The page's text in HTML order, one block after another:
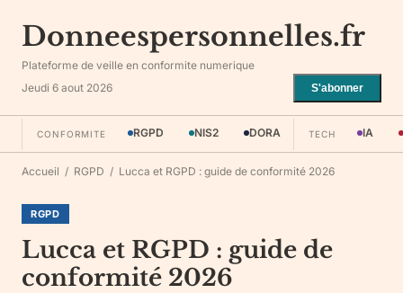
Donneespersonnelles.fr
Plateforme de veille en conformite numerique
Jeudi 6 aout 2026
S'abonner
CONFORMITE RGPD NIS2 DORA TECH IA
Accueil / RGPD / Lucca et RGPD : guide de conformité 2026
RGPD
Lucca et RGPD : guide de
conformité 2026